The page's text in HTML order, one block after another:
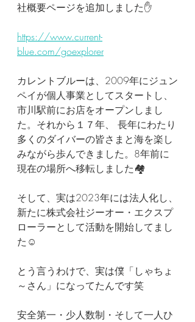
社概要ページを追加しました✋️
https://www.current-
blue.com/goexplorer
カレントブルーは、2009年にジュン
ペイが個人事業としてスタートし、
市川駅前にお店をオープンしまし
た。それから１７年、 長年にわたり
多くのダイバーの皆さまと海を楽し
みながら歩んできました。8年前に
現在の場所へ移転しました🏘️
そして、実は2023年には法人化し、
新たに株式会社ジーオー・エクスプ
ローラーとして活動を開始してまし
た☺️
とう言うわけで、実は僕「しゃちょ
～さん」になってたんです笑
安全第一・少人数制・そして一人ひ